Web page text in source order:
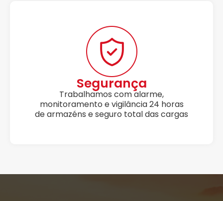
Segurança
Trabalhamos com alarme,
monitoramento e vigilância 24 horas
de armazéns e seguro total das cargas